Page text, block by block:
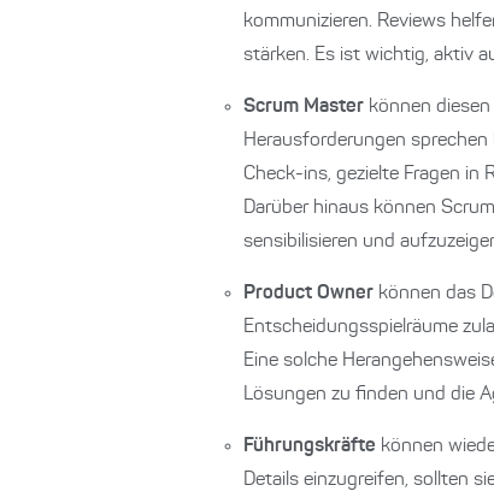
kommunizieren. Reviews
stärken. Es ist wichtig, aktiv
Scrum Master können
Herausforderungen sprechen
Check-ins, gezielte Fragen
Darüber hinaus können
sensibilisieren und
Product Owner können das
Entscheidungsspielräume
Eine solche
Lösungen zu finden und die
Führungskräfte können
Details einzugreifen, sollten